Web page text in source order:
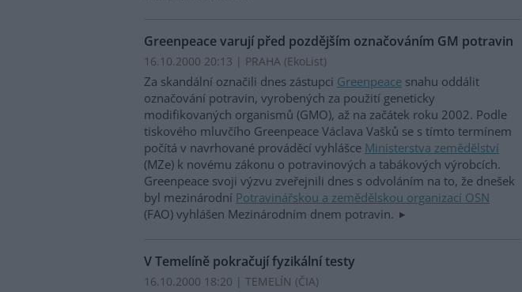
Greenpeace varují před pozdějším označováním GM potravin
16.10.2000 20:13 | PRAHA (EkoList)
Za skandální označili dnes zástupci Greenpeace snahu oddálit
označování potravin, vyrobených za použití geneticky
modifikovaných organismů (GMO), až na začátek roku 2002. Podle
tiskového mluvčího Greenpeace Václava Vašků se s tímto termínem
počítá v navrhované prováděcí vyhlášce Ministerstva zemědělství
(MZe) k novému zákonu o potravinových a tabákových výrobcích.
Greenpeace svoji výzvu zveřejnili dnes s odvoláním na to, že dnešek
byl mezinárodní Potravinářskou a zemědělskou organizací OSN
(FAO) vyhlášen Mezinárodním dnem potravin.
V Temelíně pokračují fyzikální testy
16.10.2000 18:20 | TEMELÍN (ČIA)